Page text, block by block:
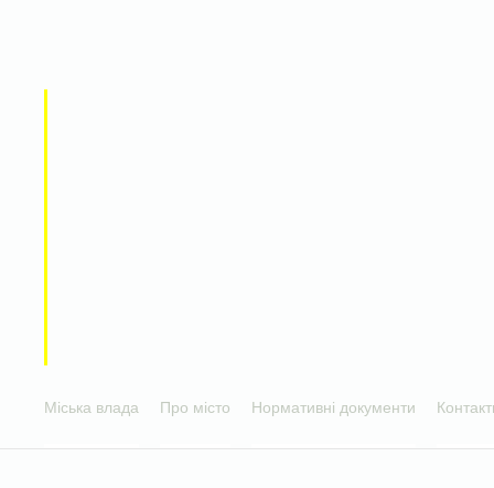
Міська влада Про місто Нормативні документи